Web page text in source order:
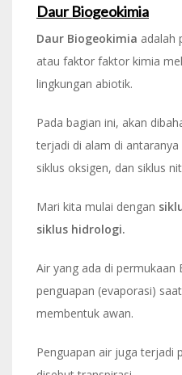
Daur Biogeokimia
Daur Biogeokimia adalah
atau faktor faktor kimia
lingkungan abiotik.
Pada bagian ini, akan
terjadi di alam di
siklus oksigen, dan siklus
Mari kita mulai dengan
siklus hidrologi.
Air yang ada di permukaan
penguapan (evaporasi)
membentuk awan.
Penguapan air juga terjadi